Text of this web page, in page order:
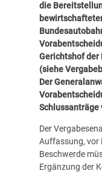
die
Gerichtshof der
(siehe
Der
Schlussanträge
Der
Auffassung, vor
Beschwerde
Ergänzung der